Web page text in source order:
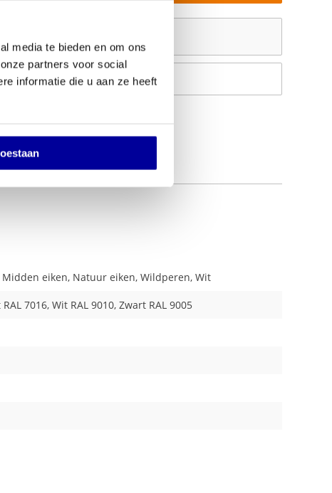
media te bieden en om ons
partners voor social
informatie die u aan ze heeft
Op verlanglijstje
eiken, Natuur eiken, Wildperen, Wit
7016, Wit RAL 9010, Zwart RAL 9005